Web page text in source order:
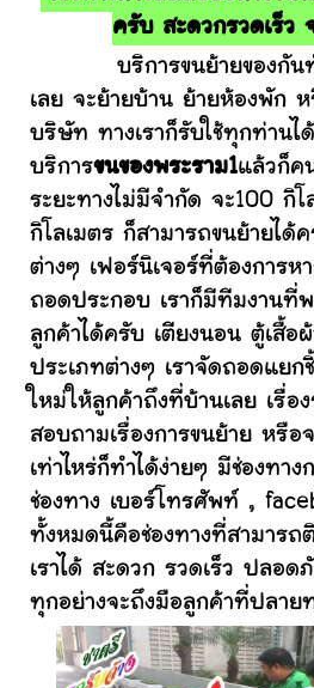
ครับ สะดวกรวดเร็ว
บริการขนย้ายของกันทั่ว
เลย จะย้ายบ้าน ย้ายห้องพัก
บริษัท ทางเราก็รับใช้ทุกท่าน
บริการขนของพระราม1แล้วก็ค
ระยะทางไม่มีจำกัด จะ100 กิ
กิโลเมตร ก็สามารถขนย้ายได้ค
ต่างๆ เฟอร์นิเจอร์ที่ต้องการห
ถอดประกอบ เราก็มีทีมงานที่
ลูกค้าได้ครับ เตียงนอน ตู้เสื้อ
ประเภทต่างๆ เราจัดถอดแยก
ใหม่ให้ลูกค้าถึงที่บ้านเลย เรื่อ
สอบถามเรื่องการขนย้าย หรือ
เท่าไหร่ก็ทำได้ง่ายๆ มีช่องทาง
ช่องทาง เบอร์โทรศัพท์ ,
ทั้งหมดนี้คือช่องทางที่สามารถ
เราได้ สะดวก รวดเร็ว ปลอด
ทุกอย่างจะถึงมือลูกค้าที่ปลาย